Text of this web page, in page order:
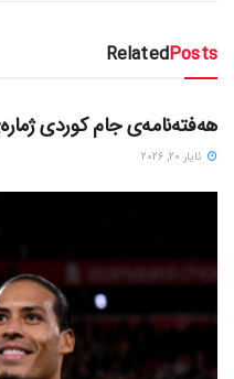
RelatedPosts
دسته‌بندی نشده
هەفتەنامەی جام کوردی ژمارەی
ئایار 20, 2026